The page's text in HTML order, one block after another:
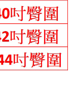
大直營門市／銀行轉
本公司）所提供，讓
店將買賣／分期付款
帳款。
蒐集、處理及利用，
及更正。
「AFTEE先享後付」
。
，可透過四大超商／
。
要取消訂單，請聯絡
，需透過AFTEE先享
「AFTEE先享後付